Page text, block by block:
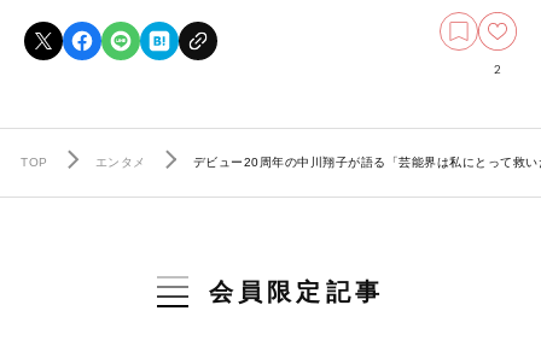
2
TOP エンタメ デビュー20周年の中川翔子が語る「芸能界は私にとって救い
会員限定記事